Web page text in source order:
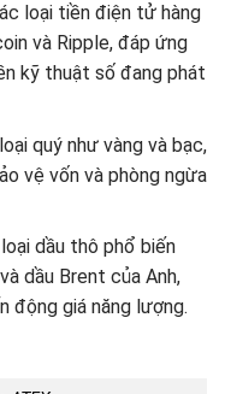
loại tiền điện tử hàng
và Ripple, đáp ứng
kỹ thuật số đang phát
quý như vàng và bạc,
vệ vốn và phòng ngừa
dầu thô phổ biến
dầu Brent của Anh,
động giá năng lượng.